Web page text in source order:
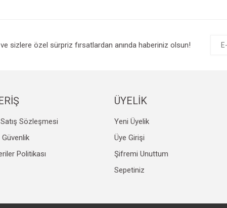
Gönder
sizlere özel sürpriz fırsatlardan anında haberiniz olsun!
Sözleşmesi
Politikası
ÜYELİK
Yeni Üyelik
Üye Girişi
Şifremi Unuttum
Sepetiniz